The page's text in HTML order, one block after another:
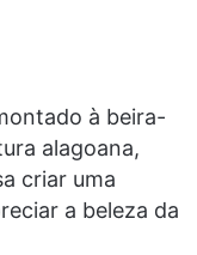
à beira-
alagoana,
criar uma
a beleza da